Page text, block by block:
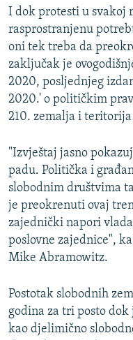
NASTANAK I RASPAD
I dok protesti u svakoj
rasprostranjenu
oni tek treba da
zaključak je
2020, posljednjeg
2020.' o političkim
210. zemalja i
"Izvještaj jasno
padu. Politička i
slobodnim društvima
je preokrenuti ovaj
zajednički napori
poslovne zajednice",
Mike Abramowitz.
Postotak slobodnih
godina za tri posto
kao djelimično